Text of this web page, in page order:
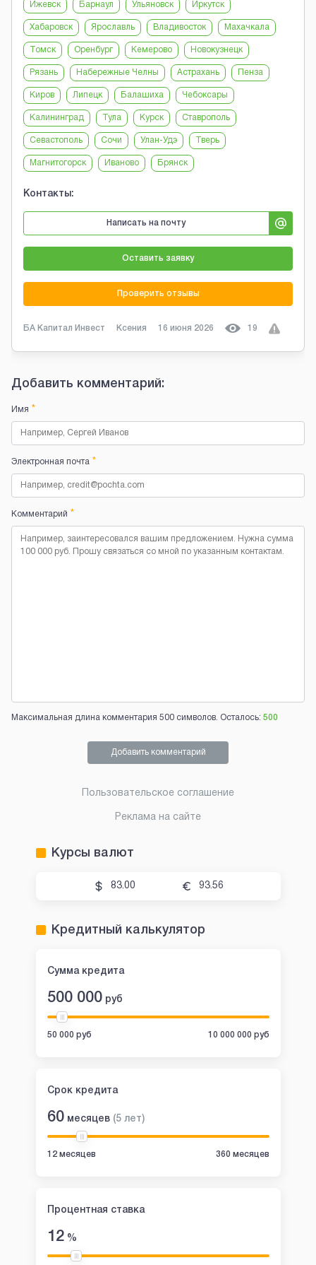
Ижевск Барнаул Ульяновск Иркутск
Хабаровск Ярославль Владивосток Махачкала
Томск Оренбург Кемерово Новокузнецк
Рязань Набережные Челны Астрахань Пенза
Киров Липецк Балашиха Чебоксары
Калининград Тула Курск Ставрополь
Севастополь Сочи Улан-Удэ Тверь
Магнитогорск Иваново Брянск
Контакты:
Написать на почту
Оставить заявку
Проверить отзывы
БА Капитал Инвест Ксения 16 июня 2026 19
Добавить комментарий:
Имя *
Электронная почта *
Комментарий *
Максимальная длина комментария 500 символов. Осталось: 500
Добавить комментарий
Пользовательское соглашение
Реклама на сайте
Курсы валют
83.00 93.56
Кредитный калькулятор
Сумма кредита
500 000 руб
50 000 руб 10 000 000 руб
Срок кредита
60 месяцев (5 лет)
12 месяцев 360 месяцев
Процентная ставка
12%